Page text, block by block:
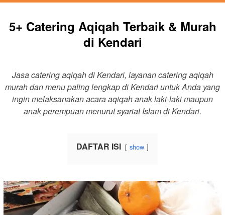
5+ Catering Aqiqah Terbaik & Murah
di Kendari
Jasa catering aqiqah di Kendari, layanan catering aqiqah
murah dan menu paling lengkap di Kendari untuk Anda yang
ingin melaksanakan acara aqiqah anak laki-laki maupun
anak perempuan menurut syariat Islam di Kendari.
DAFTAR ISI show